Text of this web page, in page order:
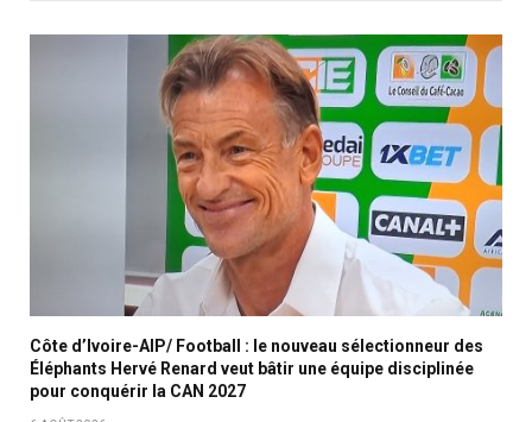
Côte d’Ivoire-AIP/ Football : le nouveau sélectionneur des
Éléphants Hervé Renard veut bâtir une équipe disciplinée
pour conquérir la CAN 2027